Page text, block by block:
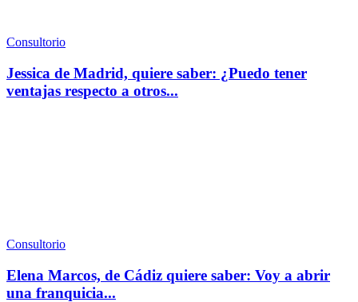
Consultorio
Jessica de Madrid, quiere saber: ¿Puedo tener
ventajas respecto a otros...
Consultorio
Elena Marcos, de Cádiz quiere saber: Voy a abrir
una franquicia...